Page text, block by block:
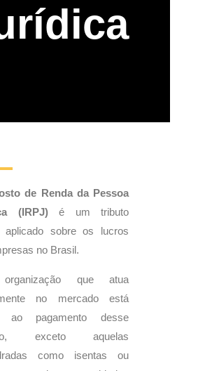
de Renda da Pessoa
(IRPJ)é um tributo
aplicado sobre os lucros
no Brasil.
que atua
no mercado está
ao pagamento desse
exceto aquelas
como isentas ou